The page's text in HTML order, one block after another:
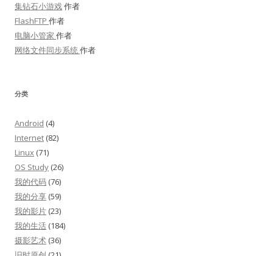
集钻石小游戏作者
FlashFTP 作者
电脑小管家 作者
网络文件同步系统作者
分类
Android (4)
Internet (82)
Linux (71)
OS Study (26)
我的代码 (76)
我的分享 (59)
我的影片 (23)
我的生活 (184)
摄影艺术 (36)